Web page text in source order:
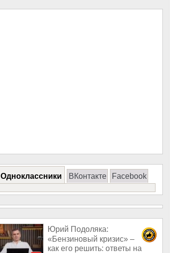
Одноклассники ВКонтакте Facebook
Юрий Подоляка:
«Бензиновый кризис» –
как его решить: ответы на